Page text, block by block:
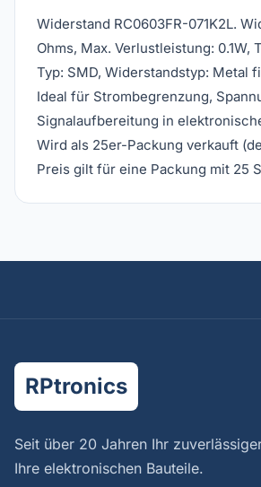
Widerstand RC0603FR-071K2L.
Ohms, Max. Verlustleistung: 0.1W,
Typ: SMD, Widerstandstyp: Metal
Ideal für Strombegrenzung,
Signalaufbereitung in
Wird als 25er-Packung verkauft
Preis gilt für eine Packung mit 25
RPtronics
Seit über 20 Jahren Ihr
Ihre elektronischen Bauteile.